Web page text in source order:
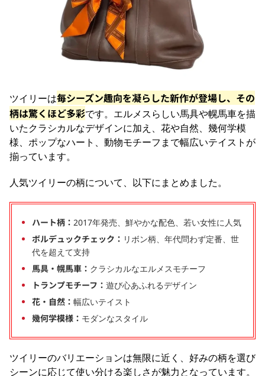
ツイリーは毎シーズン趣向を凝らした新作が登場し、その
柄は驚くほど多彩です。エルメスらしい馬具や幌馬車を描
いたクラシカルなデザインに加え、花や自然、幾何学模
様、ポップなハート、動物モチーフまで幅広いテイストが
揃っています。
人気ツイリーの柄について、以下にまとめました。
ハート柄： 2017年発売、鮮やかな配色、若い女性に人気
ボルデュックチェック： リボン柄、年代問わず定番、世
代を超えて支持
馬具・幌馬車： クラシカルなエルメスモチーフ
トランプモチーフ： 遊び心あふれるデザイン
花・自然： 幅広いテイスト
幾何学模様： モダンなスタイル
ツイリーのバリエーションは無限に近く、好みの柄を選び
シーンに応じて使い分ける楽しさが魅力となっています。